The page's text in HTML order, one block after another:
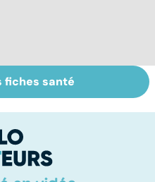
Qu'est-ce que
l'index
fiches santé